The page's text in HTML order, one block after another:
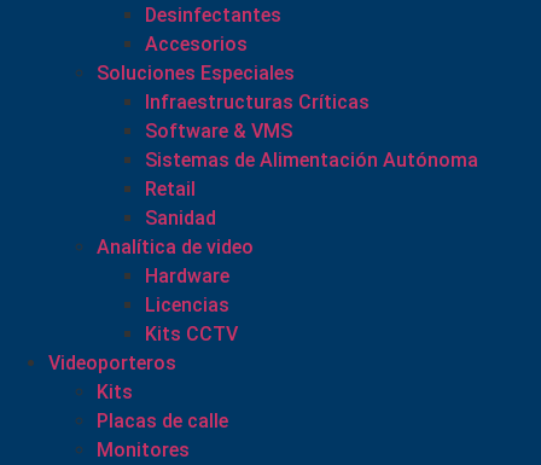
Desinfectantes
Accesorios
Soluciones Especiales
Infraestructuras Críticas
Software & VMS
Sistemas de Alimentación Autónoma
Retail
Sanidad
Analítica de video
Hardware
Licencias
Kits CCTV
Videoporteros
Kits
Placas de calle
Monitores